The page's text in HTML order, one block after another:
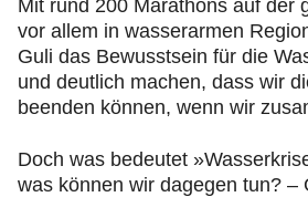
Mit rund 200 Marathons auf der
vor allem in wasserarmen
Guli das Bewusstsein für die
und deutlich machen, dass wir
beenden können, wenn wir
Doch was bedeutet
was können wir dagegen tun? –